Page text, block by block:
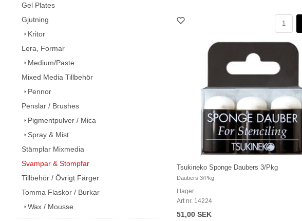
Gel Plates
Gjutning
Kritor
Lera, Formar
Medium/Paste
Mixed Media Tillbehör
Pennor
Penslar / Brushes
Pigmentpulver / Mica
Spray & Mist
Stämplar Mixmedia
Svampar & Stompfar
Tillbehör / Övrigt Färger
Tomma Flaskor / Burkar
Wax / Mousse
Tsukineko Sponge Daubers 3/Pkg
Daubers 3/Pkg
I lager
Art nr. 14224
51,00 SEK